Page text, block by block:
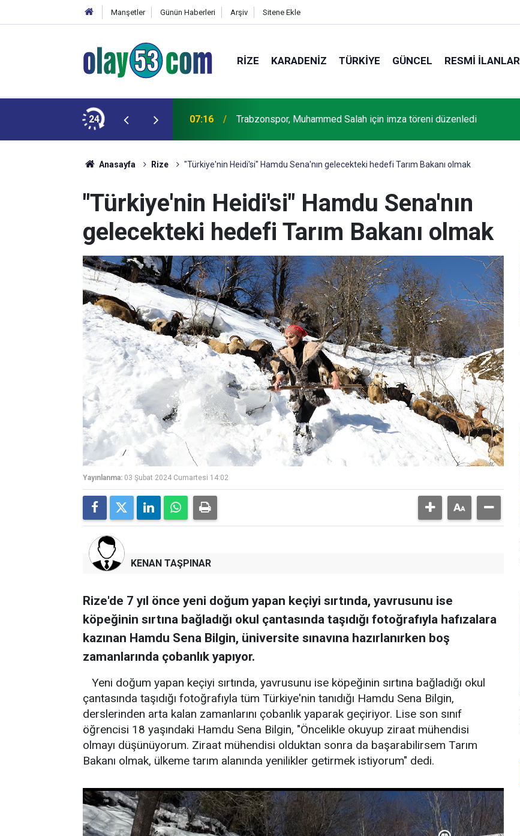
Manşetler Günün Haberleri Arşiv Sitene Ekle
RIZE KARADENIZ TÜRKIYE GÜNCEL RESMI İLANLAR
24
imza töreni düzenledi 07:02
etti
Anasayfa Rize "Türkiye'nin Heidi'si" Hamdu Sena'nın gelecekteki hedefi Tarım Bakanı olmak
"Türkiye'nin Heidi'si" Hamdu Sena'nın
gelecekteki hedefi Tarım Bakanı olmak
Yayınlanma: 03 Şubat 2024 Cumartesi 14:02
KENAN TAŞPINAR
Rize'de 7 yıl önce yeni doğum yapan keçiyi sırtında, yavrusunu ise
köpeğinin sırtına bağladığı okul çantasında taşıdığı fotoğrafıyla hafızalara
kazınan Hamdu Sena Bilgin, üniversite sınavına hazırlanırken boş
zamanlarında çobanlık yapıyor.
Yeni doğum yapan keçiyi sırtında, yavrusunu ise köpeğinin sırtına bağladığı okul
çantasında taşıdığı fotoğrafıyla tüm Türkiye'nin tanıdığı Hamdu Sena Bilgin,
derslerinden arta kalan zamanlarını çobanlık yaparak geçiriyor. Lise son sınıf
öğrencisi 18 yaşındaki Hamdu Sena Bilgin, "Öncelikle okuyup ziraat mühendisi
olmayı düşünüyorum. Ziraat mühendisi olduktan sonra da başarabilirsem Tarım
Bakanı olmak, ülkeme tarım alanında yenilikler getirmek istiyorum" dedi.